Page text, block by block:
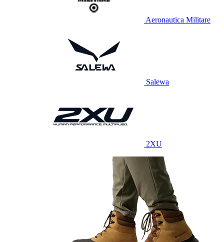
Aeronautica Militare
Salewa
2XU